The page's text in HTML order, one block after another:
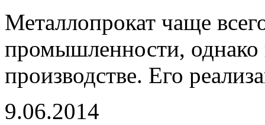
Металлопрокат чаще
промышленности, однако
производстве. Его
9.06.2014